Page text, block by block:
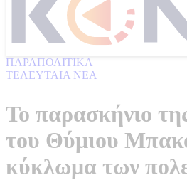
ΠΑΡΑΠΟΛΙΤΙΚΑ
ΤΕΛΕΥΤΑΙΑ ΝΕΑ
Το παρασκήνιο
του Θύμιου
κύκλωμα των